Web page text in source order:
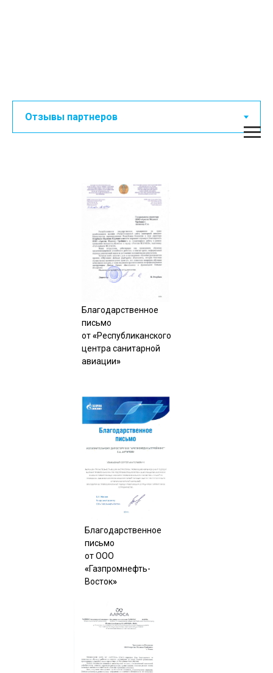
Благодарственное
письмо
от«Республиканского
центра санитарной
авиации»
Благодарственное
письмо
от ООО
«Газпромнефть-
Восток»